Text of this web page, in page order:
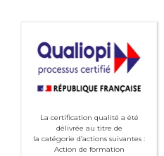
La certification qualité a été
délivrée au titre de
la catégorie d’actions suivantes :
Action de formation